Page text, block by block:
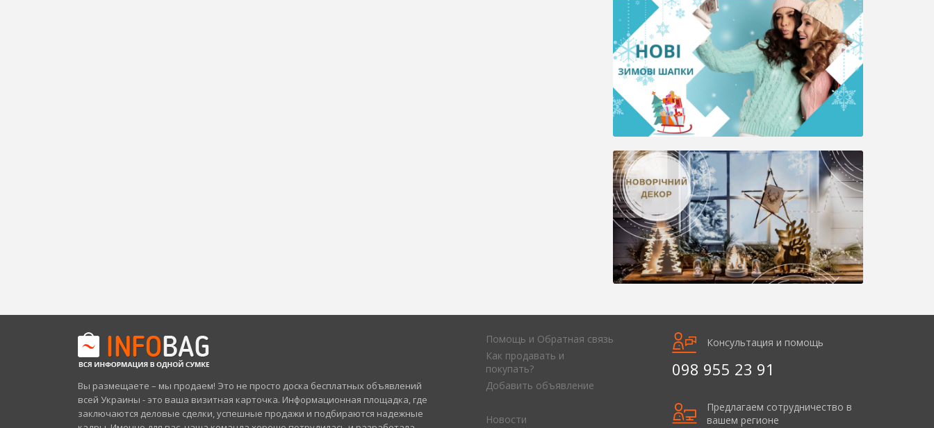
Вы размещаете – мы продаем! Это не просто доска бесплатных объявлений
всей Украины - это ваша визитная карточка. Информационная площадка, где
заключаются деловые сделки, успешные продажи и подбираются надежные
Помощь и Обратная связь
Как продавать и
покупать?
Добавить объявление
Новости
Консультация и помощь
098 955 23 91
Предлагаем сотрудничество в
вашем регионе